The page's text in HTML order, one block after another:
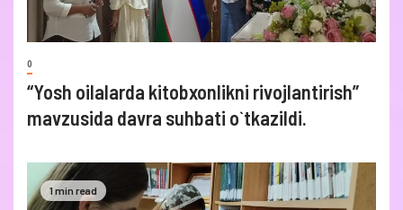
0
“Yosh oilalarda kitobxonlikni rivojlantirish”
mavzusida davra suhbati o`tkazildi.
1 min read